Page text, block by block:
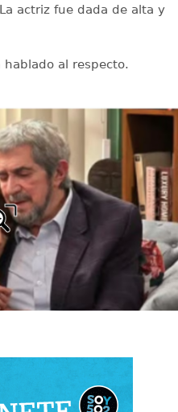
actriz fue dada de alta y
hablado al respecto.